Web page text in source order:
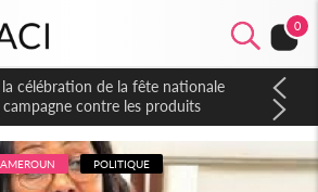
0
célébration de la fête nationale
contre les produits
POLITIQUE